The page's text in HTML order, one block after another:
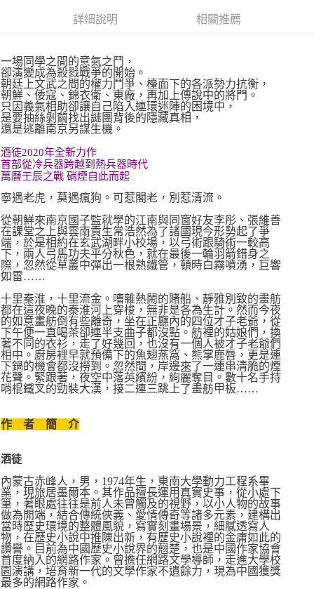
詳細說明 相關推薦
一場同學之間的意氣之鬥，
卻演變成為殺戮戰爭的開始。
朝廷上文武之間的權力鬥爭、檯面下的各派勢力抗衡，
朝鮮、倭寇、錦衣衛、東廠，再加上傳說中的將門。
只因義氣相助卻讓自己陷入連環迷陣的困境中，
是要抽絲剝繭找出謎團背後的隱藏真相，
還是逃離南京另謀生機。
酒徒2020年全新力作
首部從冷兵器跨越到熱兵器時代
萬曆壬辰之戰 硝煙自此而起
寧遇老虎，莫遇瘋狗。可惹閣老，別惹清流。
從朝鮮來南京國子監就學的江南與同窗好友李彤、張維善
在課堂之上與雲南貢生常浩然為了諸國現今形勢起了爭
端，於是相約在玄武湖畔小校場，以弓術跟騎術一較高
下，兩人弓馬功夫平分秋色，就在最後一輪羽箭錯身之
際，忽然從草叢中彈出一根熟鐵管，頓時白霧噴湧，巨響
如雷……
十里秦淮，十里流金。嘈雜熱鬧的賭船、靜雅別致的畫舫
都在這夜晚的秦淮河上穿梭，無非是各為生計。然而今夜
的如意畫舫倒有些離奇，坐在正廳內的四位才子老爺，從
下午便一直喝茶卻連半支曲子都沒點。舫裡的姑娘們，換
著不同的衣衫，走了好幾回，也沒有一個人被才子老爺們
相中。廚房裡早就預備下的魚翅燕窩、熊掌鹿唇，更是連
下鍋的機會都沒撈到。忽然間，岸邊來了一連串清脆的煙
花聲。緊跟著，夜空中落英繽紛，絢麗奪目。數十名手持
哨棍鐵叉的勁裝大漢，接二連三跳上了畫舫甲板……
作 者 簡 介
酒徒
內蒙古赤峰人，男，1974年生，東南大學動力工程系畢
業，現旅居墨爾本。其作品擅長運用真實史事，從小處下
筆，著眼處往往是前人未曾觸及的視野，以小人物的故事
做為開端，結合傳統俠義、愛情傳奇等諸多元素，建構出
當時歷史環境的整體風貌，寫實刻畫場景，細膩透寫人
物，在歷史小說中推陳出新，有歷史小說裡的金庸如此的
讚譽。目前為中國歷史小說界的翹楚，也是中國作家協會
首度納入的網路作家。曾擔任網路文學導師，走進大學校
園演講，培育新一代的文學作家不遺餘力，現為中國獲獎
最多的網路作家。